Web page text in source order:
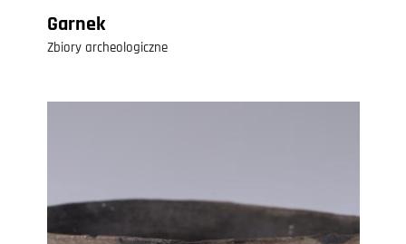
Garnek
Zbiory archeologiczne